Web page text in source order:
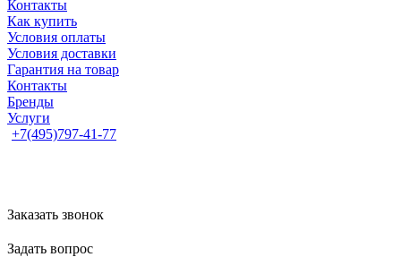
Контакты
Как купить
Условия оплаты
Условия доставки
Гарантия на товар
Контакты
Бренды
Услуги
+7(495)797-41-77
Заказать звонок
Задать вопрос